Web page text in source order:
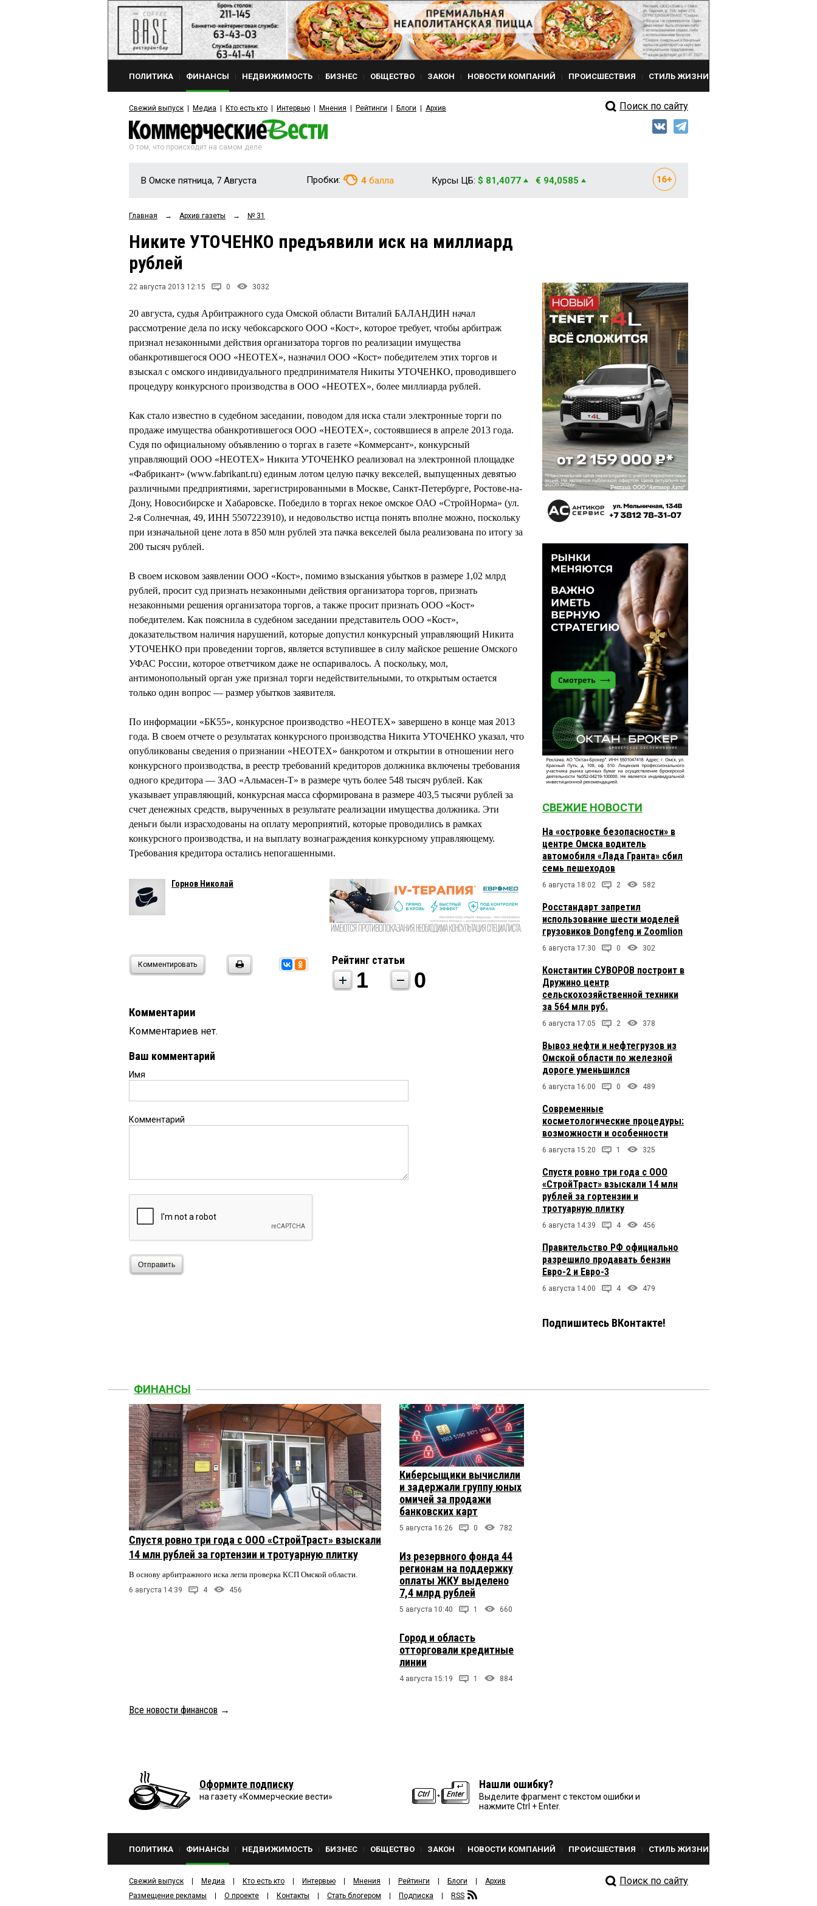
ПОЛИТИКА ФИНАНСЫ НЕДВИЖИМОСТЬ БИЗНЕС ОБЩЕСТВО ЗАКОН НОВОСТИ КОМПАНИЙ ПРОИСШЕСТВИЯ СТИЛЬ ЖИЗНИ
Свежий выпуск Медиа Кто есть кто Интервью Мнения Рейтинги Блоги Архив Поиск по сайту
О том, что происходит на самом деле
В Омске пятница, 7 Августа Пробки: 4 балла Курсы ЦБ: $ 81,4077 € 94,0585
Главная → Архив газеты → № 31
Никите УТОЧЕНКО предъявили иск на миллиард
рублей
22 августа 2013 12:15 0 3032
20 августа, судья Арбитражного суда Омской области Виталий БАЛАНДИН начал
рассмотрение дела по иску чебоксарского ООО «Кост», которое требует, чтобы арбитраж
признал незаконными действия организатора торгов по реализации имущества
обанкротившегося ООО «НЕОТЕХ», назначил ООО «Кост» победителем этих торгов и
взыскал с омского индивидуального предпринимателя Никиты УТОЧЕНКО, проводившего
процедуру конкурсного производства в ООО «НЕОТЕХ», более миллиарда рублей.
Как стало известно в судебном заседании, поводом для иска стали электронные торги по
продаже имущества обанкротившегося ООО «НЕОТЕХ», состоявшиеся в апреле 2013 года.
Судя по официальному объявлению о торгах в газете «Коммерсант», конкурсный
управляющий ООО «НЕОТЕХ» Никита УТОЧЕНКО реализовал на электронной площадке
«Фабрикант» (www.fabrikant.ru) единым лотом целую пачку векселей, выпущенных девятью
различными предприятиями, зарегистрированными в Москве, Санкт-Петербурге, Ростове-на-
Дону, Новосибирске и Хабаровске. Победило в торгах некое омское ОАО «СтройНорма» (ул.
2-я Солнечная, 49, ИНН 5507223910), и недовольство истца понять вполне можно, поскольку
при изначальной цене лота в 850 млн рублей эта пачка векселей была реализована по итогу за
200 тысяч рублей.
В своем исковом заявлении ООО «Кост», помимо взыскания убытков в размере 1,02 млрд
рублей, просит суд признать незаконными действия организатора торгов, признать
незаконными решения организатора торгов, а также просит признать ООО «Кост»
победителем. Как пояснила в судебном заседании представитель ООО «Кост»,
доказательством наличия нарушений, которые допустил конкурсный управляющий Никита
УТОЧЕНКО при проведении торгов, является вступившее в силу майское решение Омского
УФАС России, которое ответчиком даже не оспаривалось. А поскольку, мол,
антимонопольный орган уже признал торги недействительными, то открытым остается
только один вопрос — размер убытков заявителя.
По информации «БК55», конкурсное производство «НЕОТЕХ» завершено в конце мая 2013
года. В своем отчете о результатах конкурсного производства Никита УТОЧЕНКО указал, что
опубликованы сведения о признании «НЕОТЕХ» банкротом и открытии в отношении него
конкурсного производства, в реестр требований кредиторов должника включены требования
одного кредитора — ЗАО «Альмасен-Т» в размере чуть более 548 тысяч рублей. Как
указывает управляющий, конкурсная масса сформирована в размере 403,5 тысячи рублей за
счет денежных средств, вырученных в результате реализации имущества должника. Эти
деньги были израсходованы на оплату мероприятий, которые проводились в рамках
конкурсного производства, и на выплату вознаграждения конкурсному управляющему.
Требования кредитора остались непогашенными.
Горнов Николай
Комментировать Рейтинг статьи
1 0
Комментарии
Комментариев нет.
Ваш комментарий
Имя
Комментарий
Отправить
СВЕЖИЕ НОВОСТИ
На «островке безопасности» в
центре Омска водитель
автомобиля «Лада Гранта» сбил
семь пешеходов
6 августа 18:02 2 582
Росстандарт запретил
использование шести моделей
грузовиков Dongfeng и Zoomlion
6 августа 17:30 0 302
Константин СУВОРОВ построит в
Дружино центр
сельскохозяйственной техники
за 564 млн руб.
6 августа 17:05 2 378
Вывоз нефти и нефтегрузов из
Омской области по железной
дороге уменьшился
6 августа 16:00 0 489
Современные
косметологические процедуры:
возможности и особенности
6 августа 15:20 1 325
Спустя ровно три года с ООО
«СтройТраст» взыскали 14 млн
рублей за гортензии и
тротуарную плитку
6 августа 14:39 4 456
Правительство РФ официально
разрешило продавать бензин
Евро-2 и Евро-3
6 августа 14:00 4 479
Подпишитесь ВКонтакте!
ФИНАНСЫ
Спустя ровно три года с ООО «СтройТраст» взыскали
14 млн рублей за гортензии и тротуарную плитку
В основу арбитражного иска легла проверка КСП Омской области.
6 августа 14:39 4 456
Киберсыщики вычислили
и задержали группу юных
омичей за продажи
банковских карт
5 августа 16:26 0 782
Из резервного фонда 44
регионам на поддержку
оплаты ЖКУ выделено
7,4 млрд рублей
5 августа 10:40 1 660
Город и область
отторговали кредитные
линии
4 августа 15:19 1 884
Все новости финансов →
Оформите подписку
на газету «Коммерческие вести»
Нашли ошибку?
Выделите фрагмент с текстом ошибки и
нажмите Ctrl + Enter.
ПОЛИТИКА ФИНАНСЫ НЕДВИЖИМОСТЬ БИЗНЕС ОБЩЕСТВО ЗАКОН НОВОСТИ КОМПАНИЙ ПРОИСШЕСТВИЯ СТИЛЬ ЖИЗНИ
Свежий выпуск Медиа Кто есть кто Интервью Мнения Рейтинги Блоги
Архив
Размещение рекламы
О проекте Контакты Стать блогером Подписка RSS
Поиск по сайту